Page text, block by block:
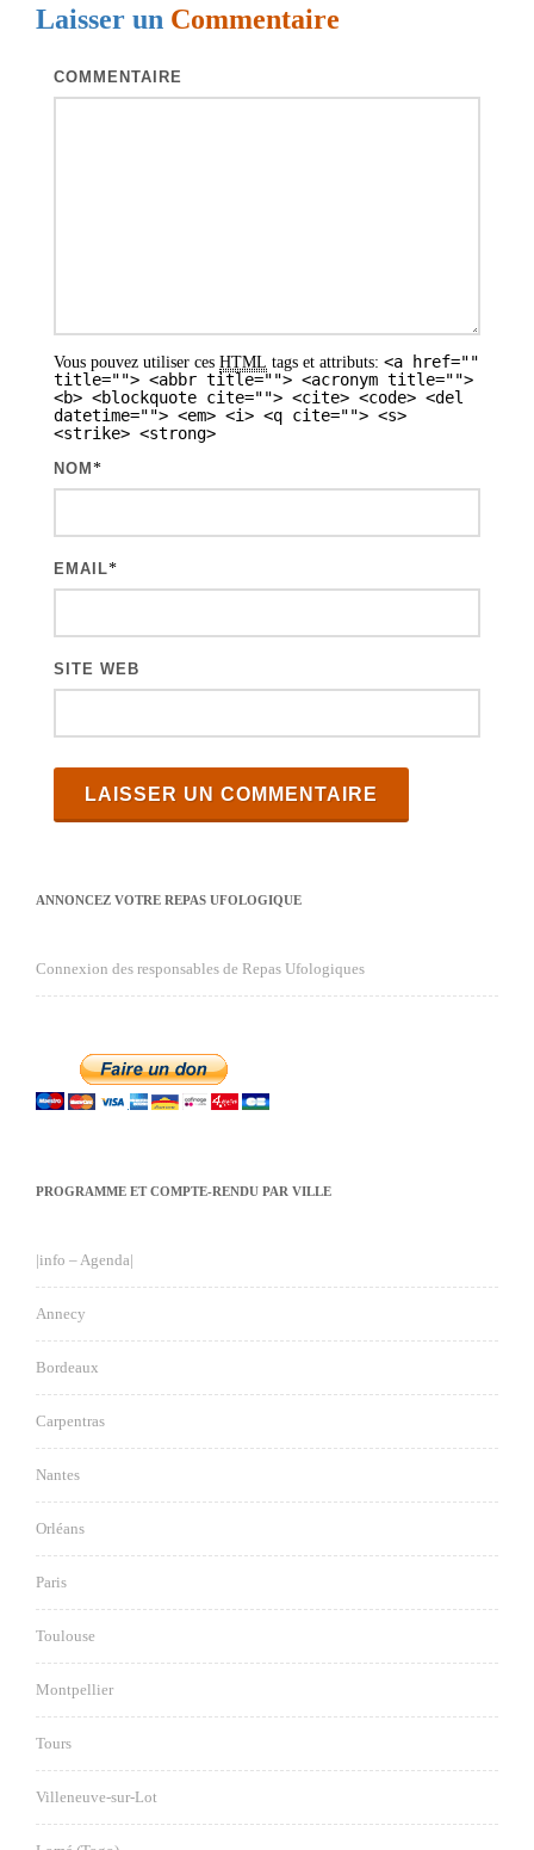
t
Laisser un Commentaire
COMMENTAIRE
Vous pouvez utiliser ces HTML tags et attributs: <a href=""
title=""> <abbr title=""> <acronym title="">
<b> <blockquote cite=""> <cite> <code> <del
datetime=""> <em> <i> <q cite=""> <s>
<strike> <strong>
NOM *
EMAIL*
SITE WEB
ANNONCEZ VOTRE REPAS UFOLOGIQUE
Connexion des responsables de Repas Ufologiques
PROGRAMME ET COMPTE-RENDU PAR VILLE
|info – Agenda|
Annecy
Bordeaux
Carpentras
Nantes
Orléans
Paris
Toulouse
Montpellier
Tours
Villeneuve-sur-Lot